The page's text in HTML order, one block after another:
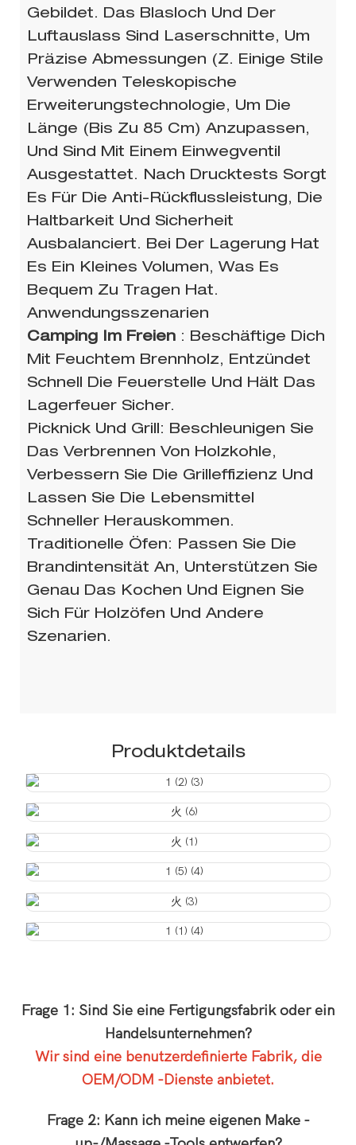
Gebildet. Das Blasloch Und Der
Luftauslass Sind Laserschnitte, Um
Präzise Abmessungen (z. Einige Stile
Verwenden Teleskopische
Erweiterungstechnologie, Um Die
Länge (bis Zu 85 Cm) Anzupassen,
Und Sind Mit Einem Einwegventil
Ausgestattet. Nach Drucktests Sorgt
Es Für Die Anti-Rückflussleistung, Die
Haltbarkeit Und Sicherheit
Ausbalanciert. Bei Der Lagerung Hat
Es Ein Kleines Volumen, Was Es
Bequem Zu Tragen Hat.
Anwendungsszenarien
Camping Im Freien : Beschäftige Dich
Mit Feuchtem Brennholz, Entzündet
Schnell Die Feuerstelle Und Hält Das
Lagerfeuer Sicher.
Picknick Und Grill: Beschleunigen Sie
Das Verbrennen Von Holzkohle,
Verbessern Sie Die Grilleffizienz Und
Lassen Sie Die Lebensmittel
Schneller Herauskommen.
Traditionelle Öfen: Passen Sie Die
Brandintensität An, Unterstützen Sie
Genau Das Kochen Und Eignen Sie
Sich Für Holzöfen Und Andere
Szenarien.
Produktdetails
Frage 1: Sind Sie eine Fertigungsfabrik oder ein
Handelsunternehmen?
Wir sind eine benutzerdefinierte Fabrik, die
OEM/ODM -Dienste anbietet.
Frage 2: Kann ich meine eigenen Make -